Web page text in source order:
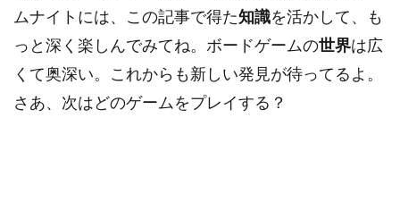
ムナイトには、この記事で得た知識を活かして、も
っと深く楽しんでみてね。ボードゲームの世界は広
くて奥深い。これからも新しい発見が待ってるよ。
さあ、次はどのゲームをプレイする？